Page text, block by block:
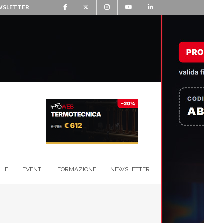
EVENTI FORMAZIONE NEWSLETTER